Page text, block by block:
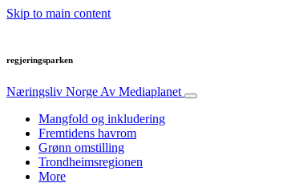
Skip to main content
regjeringsparken
Næringsliv Norge Av Mediaplanet
Mangfold og inkludering
Fremtidens havrom
Grønn omstilling
Trondheimsregionen
More